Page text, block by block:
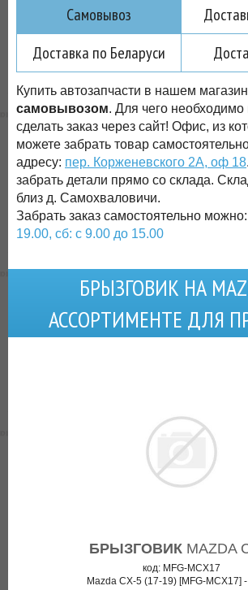
Самовывоз
Доставка по Беларуси
Купить автозапчасти в нашем
самовывозом. Для чего
сделать заказ через сайт! Офис, из
можете забрать товар
адресу: пер. Корженевского 2А, оф 18
забрать детали прямо со склада.
близ д. Самохваловичи.
Забрать заказ самостоятельно можно:
19.00, сб: с 9.00 до 15.00
БРЫЗГОВИК НА
АССОРТИМЕНТЕ ДЛЯ
БРЫЗГОВИК MAZDA
код: MFG-MCX17
Mazda CX-5 (17-19) [MFG-MCX17]